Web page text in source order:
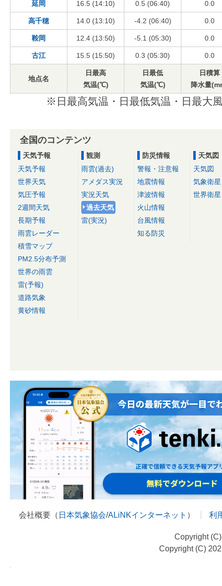
延岡 16.5 (14:10) 0.5 (06:40) 0.0
高千穂 14.0 (13:10) -4.2 (06:40) 0.0
鞍岡 12.4 (13:50) -5.1 (05:30) 0.0
古江 15.5 (15:50) 0.3 (05:30) 0.0
地点名
日最高
気温(℃)
日最低
気温(℃)
日積算
降水量
※日最高気温・日最低気温・日最大
全国のコンテンツ
天気予報
天気予報
世界天気
気圧予報
2週間天気
長期予報
雨雲レーダー
積雪マップ
PM2.5分布予測
世界の雨雲
雷(予報)
道路気象
黄砂情報
観測
雨雲(過去)
アメダス実況
実況天気
過去天気
雷(実況)
防災情報
警報・注意報
地震情報
津波情報
火山情報
台風情報
知る防災
天気図
天気図
気象衛星
世界衛星
会社概要（ 日本気象協会/ALiNKインターネット ） 利
Copyright
Copyright (C)